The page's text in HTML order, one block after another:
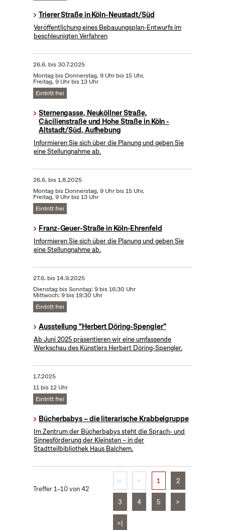
Trierer Straße in Köln-Neustadt/Süd
Veröffentlichung eines Bebauungsplan-Entwurfs im
beschleunigten Verfahren
26.6. bis30.7.2025
Montag bis Donnerstag, 9 Uhr bis 15 Uhr,
Freitag, 9 Uhr bis 13 Uhr
Eintritt frei
Sternengasse, Neuköllner Straße,
Cäcilienstraße und Hohe Straße in Köln -
Altstadt/Süd, Aufhebung
Informieren Sie sich über die Planung und geben Sie
eine Stellungnahme ab.
26.6. bis1.8.2025
Montag bis Donnerstag, 9 Uhr bis 15 Uhr,
Freitag, 9 Uhr bis 13 Uhr
Eintritt frei
Franz-Geuer-Straße in Köln-Ehrenfeld
Informieren Sie sich über die Planung und geben Sie
eine Stellungnahme ab.
27.6. bis14.9.2025
Dienstag bis Sonntag: 9 bis 16:30 Uhr
Mittwoch: 9 bis 19:30 Uhr
Eintritt frei
Ausstellung "Herbert Döring-Spengler"
Ab Juni 2025 präsentieren wir eine umfassende
Werkschau des Künstlers Herbert Döring-Spengler.
1.7.2025
11 bis 12 Uhr
Eintritt frei
Bücherbabys – die literarische Krabbelgruppe
Im Zentrum der Bücherbabys steht die Sprach- und
Sinnesförderung der Kleinsten – in der
Stadtteilbibliothek Haus Balchem.
Treffer 1–10 von 42
|< < 1 2
3 4 5 >
>|